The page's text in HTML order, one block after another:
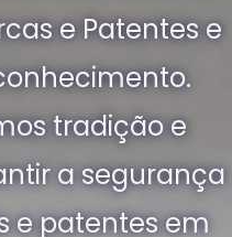
e Patentes e
tradição e
a segurança
e patentes em